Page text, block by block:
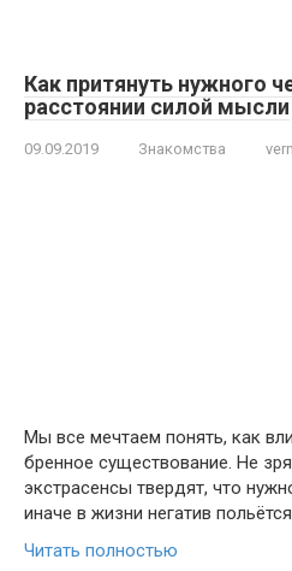
Как притянуть нужного
расстоянии силой мысли
09.09.2019 Знакомства
Мы все мечтаем понять, как
бренное существование. Не
экстрасенсы твердят, что
иначе в жизни негатив
Читать полностью